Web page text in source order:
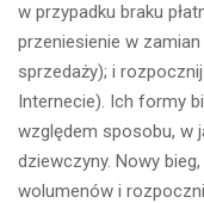
w przypadku braku
przeniesienie w
sprzedaży); i
Internecie). Ich formy
względem sposobu, w
dziewczyny. Nowy
wolumenów i